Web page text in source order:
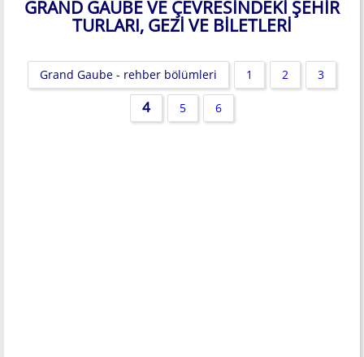
GRAND GAUBE VE ÇEVRESINDEKI ŞEHIR
TURLARI, GEZI VE BILETLERI
Grand Gaube - rehber bölümleri 1 2 3
4 5 6